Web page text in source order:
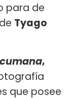
para de
Tyago
,
que posee